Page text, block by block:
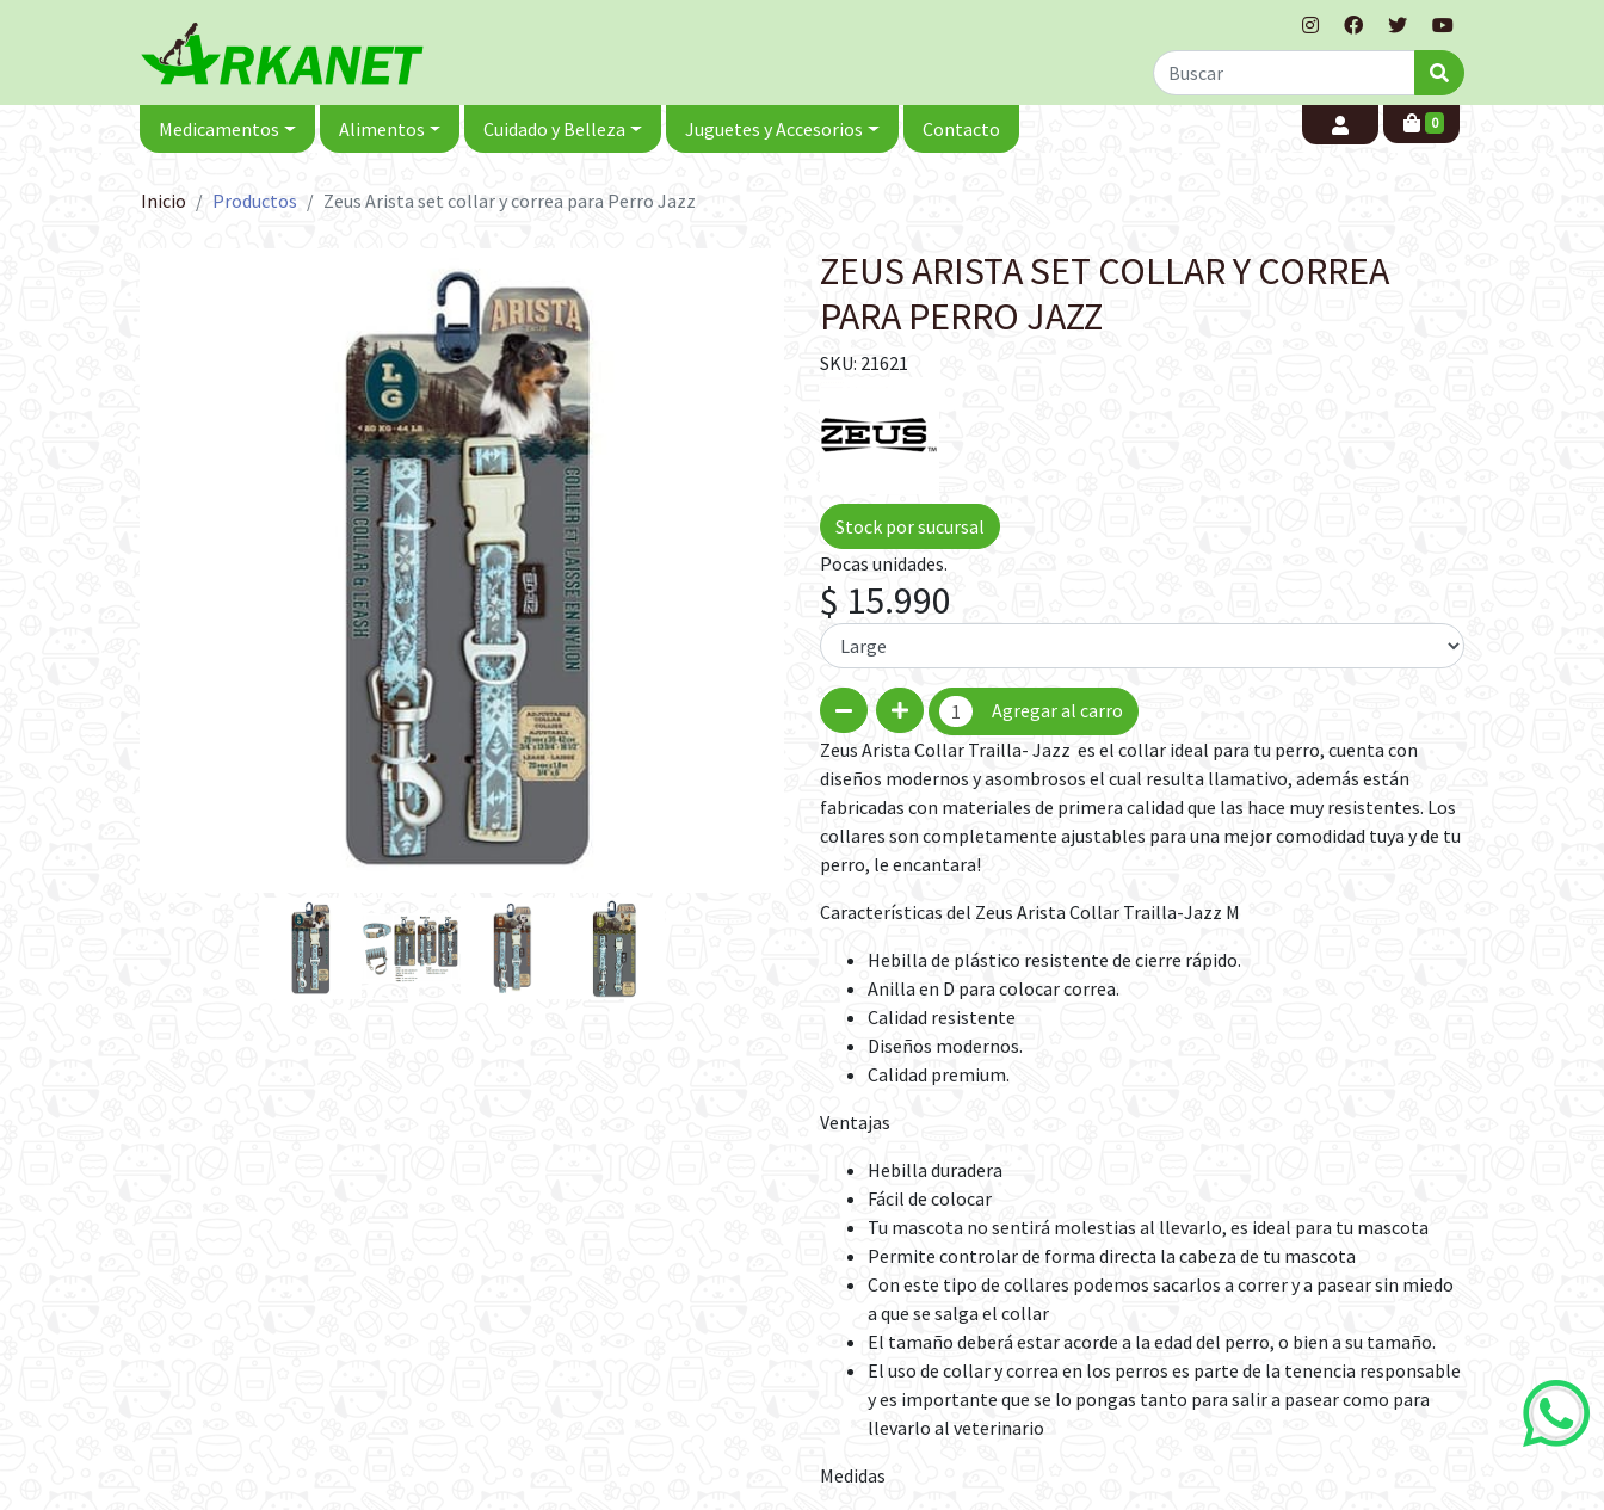
Medicamentos Alimentos Cuidado y Belleza Juguetes y Accesorios Contacto 0
Inicio Productos Zeus Arista set collar y correa para Perro Jazz
ZEUS ARISTA SET COLLAR Y CORREA
PARA PERRO JAZZ
SKU: 21621
Stock por sucursal
Pocas unidades.
$ 15.990
Agregar al carro
Zeus Arista Collar Trailla- Jazz es el collar ideal para tu perro, cuenta con
diseños modernos y asombrosos el cual resulta llamativo, además están
fabricadas con materiales de primera calidad que las hace muy resistentes. Los
collares son completamente ajustables para una mejor comodidad tuya y de tu
perro, le encantara!
Características del Zeus Arista Collar Trailla-Jazz M
Hebilla de plástico resistente de cierre rápido.
Anilla en D para colocar correa.
Calidad resistente
Diseños modernos.
Calidad premium.
Ventajas
Hebilla duradera
Fácil de colocar
Tu mascota no sentirá molestias al llevarlo, es ideal para tu mascota
Permite controlar de forma directa la cabeza de tu mascota
Con este tipo de collares podemos sacarlos a correr y a pasear sin miedo
a que se salga el collar
El tamaño deberá estar acorde a la edad del perro, o bien a su tamaño.
El uso de collar y correa en los perros es parte de la tenencia responsable
y es importante que se lo pongas tanto para salir a pasear como para
llevarlo al veterinario
Medidas